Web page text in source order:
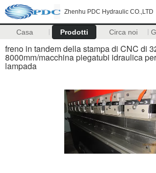
Zhenhu PDC Hydraulic CO.,LTD
Casa Prodotti Circa noi
freno in tandem della stampa di CNC di
8000mm/macchina piegatubi idraulica
lampada